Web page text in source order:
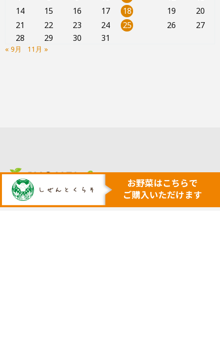
14
15 16 17 18 19
20
21
22 23 24 25 26
27
28
29 30 31
« 9月 11月 »